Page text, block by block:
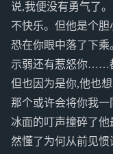
说,我便没有勇气了
不快乐。但他是个
恐在你眼中落了下乘
示弱还有惹怒你……
但也因为是你,他也
那个或许会将你我一
冰面的叮声撞碎了
然懂了为何从前见